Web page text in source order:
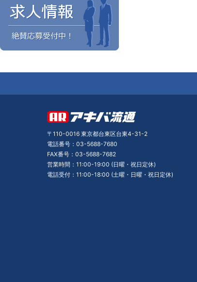
〒110-0016 東京都台東区台東4-31-2
電話番号：03-5688-7680
FAX番号：03-5688-7682
営業時間：11:00-19:00 (日曜・祝日定休)
電話受付：11:00-18:00 (土曜・日曜・祝日定休)